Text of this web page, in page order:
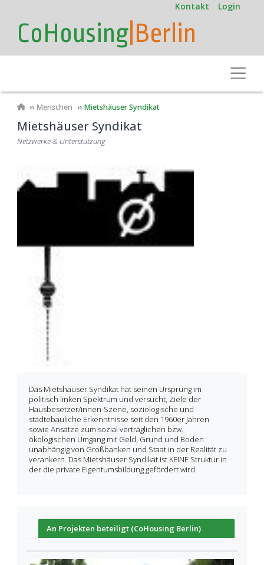
Inhaltaccount
menu
Kontakt Login
CoHousing |Berlin
Pfadnavigation
Menschen Mietshäuser Syndikat
Mietshäuser Syndikat
Netzwerke & Unterstützung
Das Mietshäuser Syndikat hat seinen Ursprung im
politisch linken Spektrum und versucht, Ziele der
Hausbesetzer/innen-Szene, soziologische und
städtebauliche Erkenntnisse seit den 1960er Jahren
sowie Ansätze zum sozial verträglichen bzw.
ökologischen Umgang mit Geld, Grund und Boden
unabhängig von Großbanken und Staat in der Realität zu
verankern. Das Mietshäuser Syndikat ist KEINE Struktur in
der die private Eigentumsbildung gefördert wird.
An Projekten beteiligt (CoHousing Berlin)